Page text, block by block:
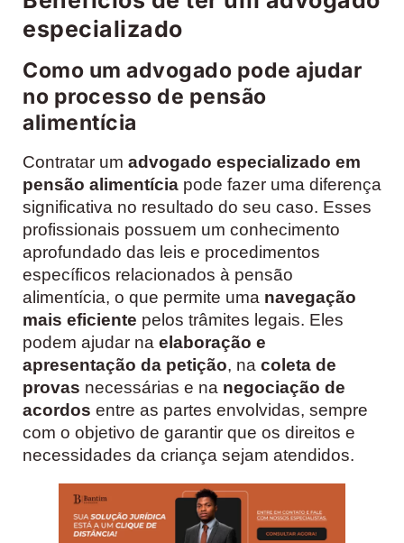
especializado
Como um advogado pode ajudar
no processo de pensão
alimentícia
Contratar um advogado especializado em
pensão alimentícia pode fazer uma diferença
significativa no resultado do seu caso. Esses
profissionais possuem um conhecimento
aprofundado das leis e procedimentos
específicos relacionados à pensão
alimentícia, o que permite uma navegação
mais eficiente pelos trâmites legais. Eles
podem ajudar na elaboração e
apresentação da petição, na coleta de
provas necessárias e na negociação de
acordos entre as partes envolvidas, sempre
com o objetivo de garantir que os direitos e
necessidades da criança sejam atendidos.